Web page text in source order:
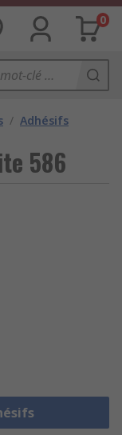
0
/ Adhésifs
586